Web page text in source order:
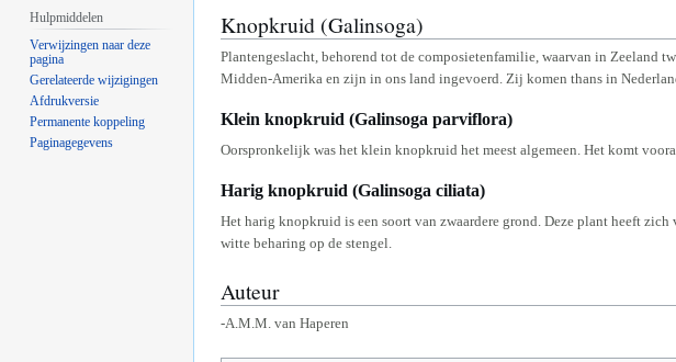
Knopkruid (Galinsoga)
Plantengeslacht, behorend tot de composietenfamilie, waarvan in Zeeland
Midden-Amerika en zijn in ons land ingevoerd. Zij komen thans in
Klein knopkruid (Galinsoga parviflora)
Oorspronkelijk was het klein knopkruid het meest algemeen. Het komt
Harig knopkruid (Galinsoga ciliata)
Het harig knopkruid is een soort van zwaardere grond. Deze plant heeft
witte beharing op de stengel.
Auteur
-A.M.M. van Haperen
Hulpmiddelen
Verwijzingen naar deze
pagina
Gerelateerde wijzigingen
Afdrukversie
Permanente koppeling
Paginagegevens